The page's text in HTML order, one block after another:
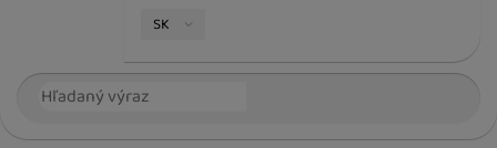
Jazyková verzia
SK
Vyhľadávanie